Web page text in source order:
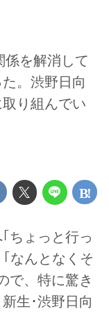
係を解消して
。渋野日向
り組んでい
ちょっと行っ
なんとなくそ
で、特に驚き
生･渋野日向